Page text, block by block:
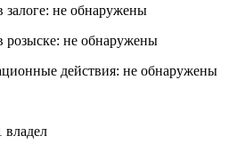
не обнаружены
розыске: не обнаружены
действия: не обнаружены
владел